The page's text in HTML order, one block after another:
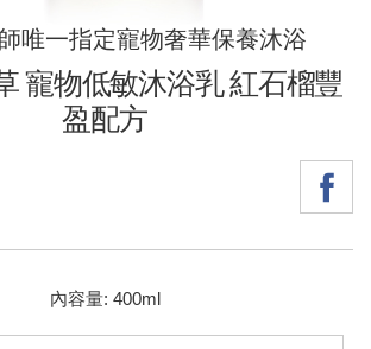
唯一指定寵物奢華保養沐浴
寵物低敏沐浴乳 紅石榴豐
盈配方
內容量: 400ml